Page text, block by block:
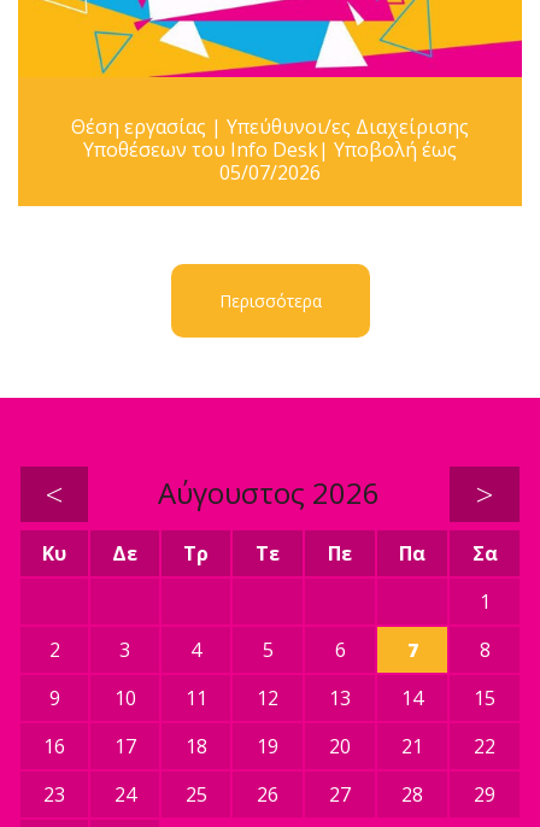
Θέση εργασίας | Υπεύθυνοι/ες Διαχείρισης
Υποθέσεων του Info Desk| Υποβολή έως
05/07/2026
Περισσότερα
< Αύγουστος 2026 >
Κυ Δε Τρ Τε Πε Πα
Σα
1
2
3 4 5 6 7
8
9
10 11 12 13 14
15
16
17 18 19 20 21
22
23
24 25 26 27 28
29